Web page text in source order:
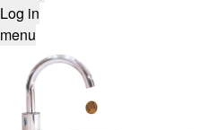
Log in
menu